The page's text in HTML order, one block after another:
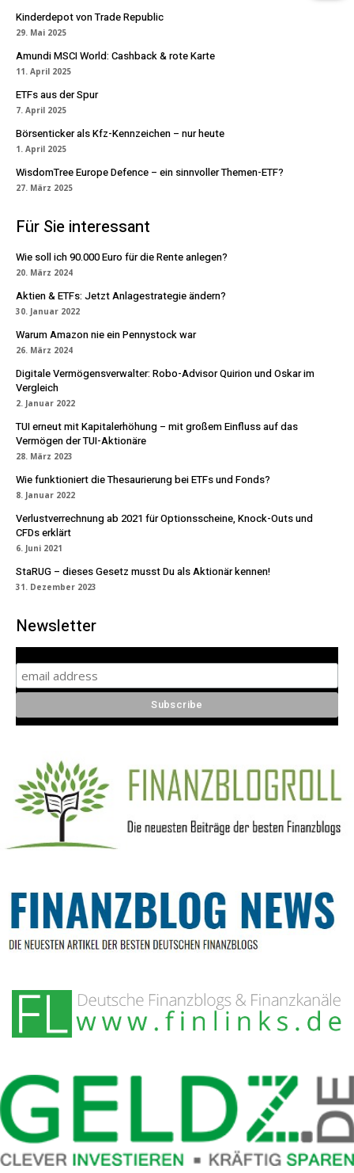
Kinderdepot von Trade Republic
29. Mai 2025
Amundi MSCI World: Cashback & rote Karte
11. April 2025
ETFs aus der Spur
7. April 2025
Börsenticker als Kfz-Kennzeichen – nur heute
1. April 2025
WisdomTree Europe Defence – ein sinnvoller Themen-ETF?
27. März 2025
Für Sie interessant
Wie soll ich 90.000 Euro für die Rente anlegen?
20. März 2024
Aktien & ETFs: Jetzt Anlagestrategie ändern?
30. Januar 2022
Warum Amazon nie ein Pennystock war
26. März 2024
Digitale Vermögensverwalter: Robo-Advisor Quirion und Oskar im
Vergleich
2. Januar 2022
TUI erneut mit Kapitalerhöhung – mit großem Einfluss auf das
Vermögen der TUI-Aktionäre
28. März 2023
Wie funktioniert die Thesaurierung bei ETFs und Fonds?
8. Januar 2022
Verlustverrechnung ab 2021 für Optionsscheine, Knock-Outs und
CFDs erklärt
6. Juni 2021
StaRUG – dieses Gesetz musst Du als Aktionär kennen!
31. Dezember 2023
Newsletter